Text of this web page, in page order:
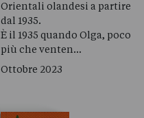
Orientali olandesi a partire
dal 1935.
È il 1935 quando Olga, poco
più che venten…
Ottobre 2023